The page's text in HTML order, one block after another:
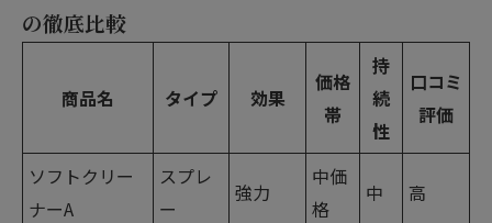
の徹底比較
商品名 タイプ 効果
価格
帯
持
続
性
口コミ
評価
ソフトクリー
ナーA
スプレ
ー
強力
中価
格
中 高